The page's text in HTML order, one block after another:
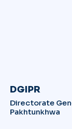
DGIPR
Directorate
Pakhtunkhwa